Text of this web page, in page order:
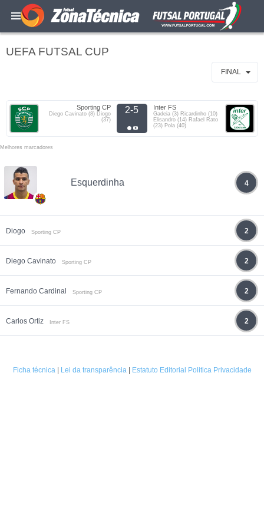
UEFA FUTSAL CUP
FINAL
Sporting CP
Diego Cavinato (8) Diogo
(37)
2-5 Inter FS
Gadeia (3) Ricardinho (10)
Elisandro (14) Rafael Rato
(23) Pola (40)
Melhores marcadores
Esquerdinha 4
Diogo Sporting CP 2
Diego Cavinato Sporting CP 2
Fernando Cardinal Sporting CP 2
Carlos Ortiz Inter FS 2
Ficha técnica| Lei da transparência| Estatuto Editorial Politica Privacidade